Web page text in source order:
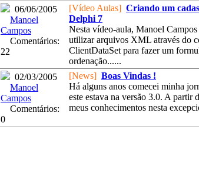
06/06/2005
Manoel
Campos
Comentários:
22
[Vídeo Aulas] Criando um
Delphi 7
Nesta vídeo-aula, Manoel
utilizar arquivos XML através do
ClientDataSet para fazer um
ordenação......
02/03/2005
Manoel
Campos
Comentários:
0
[News] Boas Vindas !
Há alguns anos comecei minha
este estava na versão 3.0. A partir
meus conhecimentos nesta